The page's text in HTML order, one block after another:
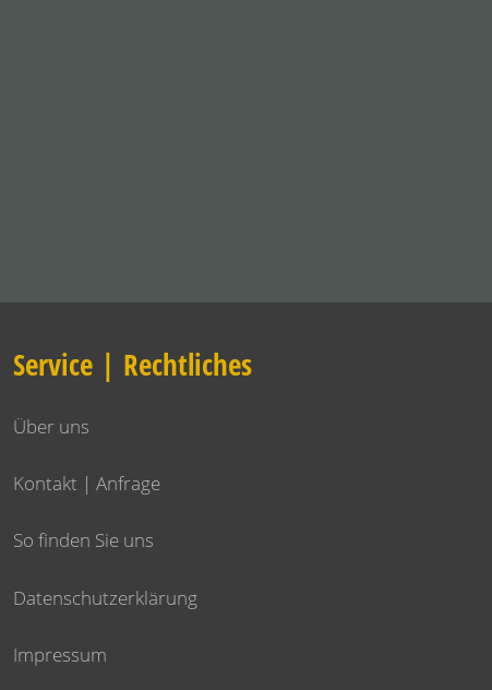
Service | Rechtliches
Über uns
Kontakt | Anfrage
So finden Sie uns
Datenschutzerklärung
Impressum